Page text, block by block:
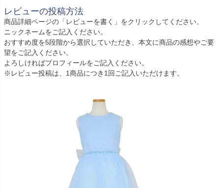
コスチューム
インナー・パニエ
ジュエリー 音楽雑貨
Graduation & Entrance
卒業式・入学式
きちんと感のあるフォーマル
七五三
Buy & Supportご購入・サポート
07 販売・共通のご案内
品質・返品・お手入れ
08 送料・お支払い
送料・決済方法
写真スタジオ APS
レビューの投稿方法
商品詳細ページの「レビューを書く」をクリックしてください。
ニックネームをご記入ください。
おすすめ度を5段階から選択していただき、本文に商品の感想やご要
望をご記入ください。
よろしければプロフィールをご記入ください。
※レビュー投稿は、1商品につき1回ご記入いただけます。